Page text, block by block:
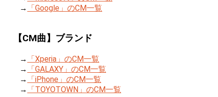
→
「Google」のCM一覧
【CM曲】ブランド
→
「Xperia」のCM一覧
→
「GALAXY」のCM一覧
→
「iPhone」のCM一覧
→
「TOYOTOWN」のCM一覧